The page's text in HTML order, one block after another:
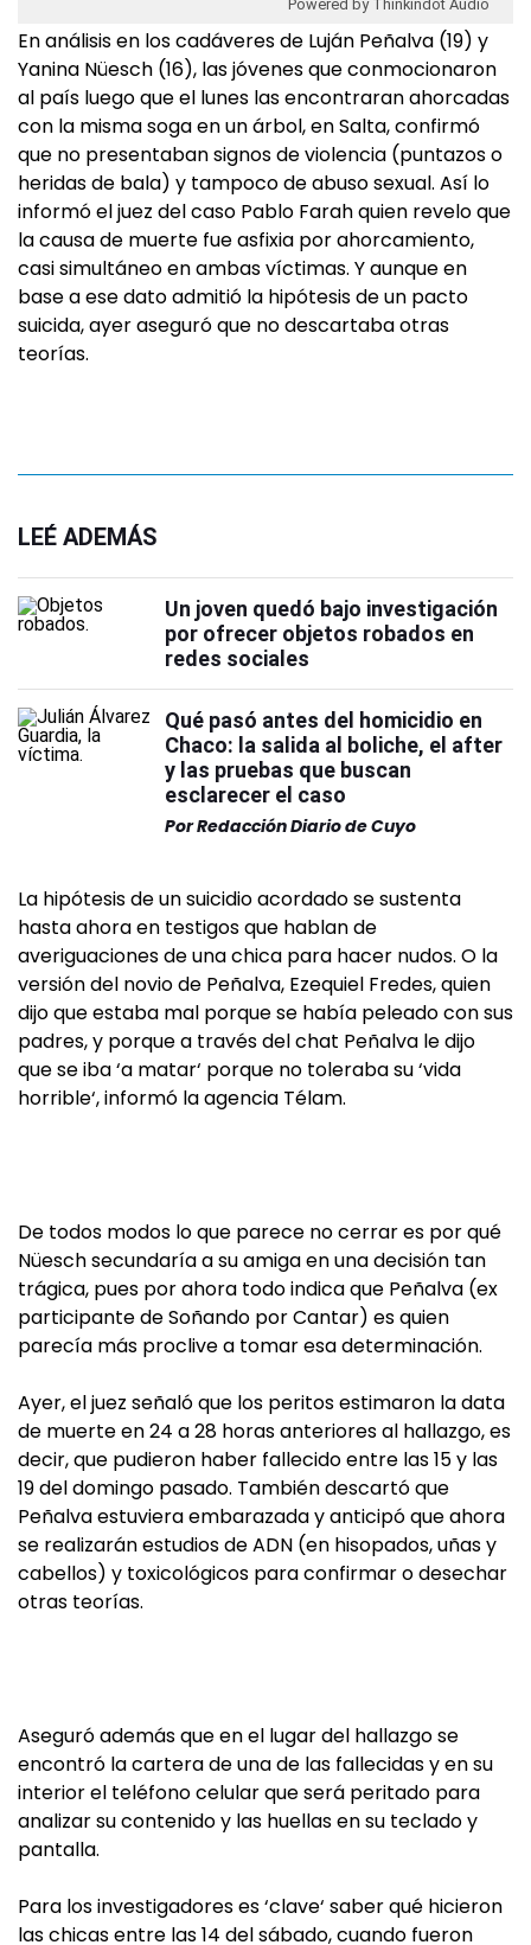
Powered by Thinkindot Audio
En análisis en los cadáveres de Luján Peñalva (19) y
Yanina Nüesch (16), las jóvenes que conmocionaron
al país luego que el lunes las encontraran ahorcadas
con la misma soga en un árbol, en Salta, confirmó
que no presentaban signos de violencia (puntazos o
heridas de bala) y tampoco de abuso sexual. Así lo
informó el juez del caso Pablo Farah quien revelo que
la causa de muerte fue asfixia por ahorcamiento,
casi simultáneo en ambas víctimas. Y aunque en
base a ese dato admitió la hipótesis de un pacto
suicida, ayer aseguró que no descartaba otras
teorías.
LEÉ ADEMÁS
Un joven quedó bajo investigación
por ofrecer objetos robados en
redes sociales
Qué pasó antes del homicidio en
Chaco: la salida al boliche, el after
y las pruebas que buscan
esclarecer el caso
PorRedacción Diario de Cuyo
La hipótesis de un suicidio acordado se sustenta
hasta ahora en testigos que hablan de
averiguaciones de una chica para hacer nudos. O la
versión del novio de Peñalva, Ezequiel Fredes, quien
dijo que estaba mal porque se había peleado con sus
padres, y porque a través del chat Peñalva le dijo
que se iba ‘a matar‘ porque no toleraba su ‘vida
horrible‘, informó la agencia Télam.
De todos modos lo que parece no cerrar es por qué
Nüesch secundaría a su amiga en una decisión tan
trágica, pues por ahora todo indica que Peñalva (ex
participante de Soñando por Cantar) es quien
parecía más proclive a tomar esa determinación.
Ayer, el juez señaló que los peritos estimaron la data
de muerte en 24 a 28 horas anteriores al hallazgo, es
decir, que pudieron haber fallecido entre las 15 y las
19 del domingo pasado. También descartó que
Peñalva estuviera embarazada y anticipó que ahora
se realizarán estudios de ADN (en hisopados, uñas y
cabellos) y toxicológicos para confirmar o desechar
otras teorías.
Aseguró además que en el lugar del hallazgo se
encontró la cartera de una de las fallecidas y en su
interior el teléfono celular que será peritado para
analizar su contenido y las huellas en su teclado y
pantalla.
Para los investigadores es ‘clave‘ saber qué hicieron
las chicas entre las 14 del sábado, cuando fueron